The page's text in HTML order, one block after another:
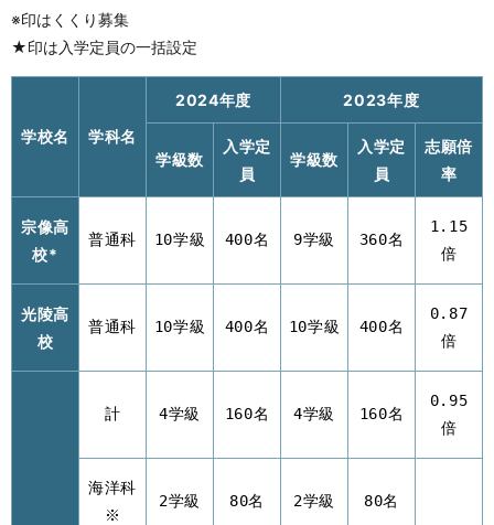
※印はくくり募集
★印は入学定員の一括設定
学校名 学科名
2024年度 2023年度
学級数
入学定
員
学級数
入学定
員
志願倍
率
宗像高
校*
普通科 10学級 400名 9学級 360名
1.15
倍
光陵高
校
普通科 10学級 400名 10学級 400名
0.87
倍
計 4学級 160名 4学級 160名
0.95
倍
海洋科
※
2学級 80名 2学級 80名